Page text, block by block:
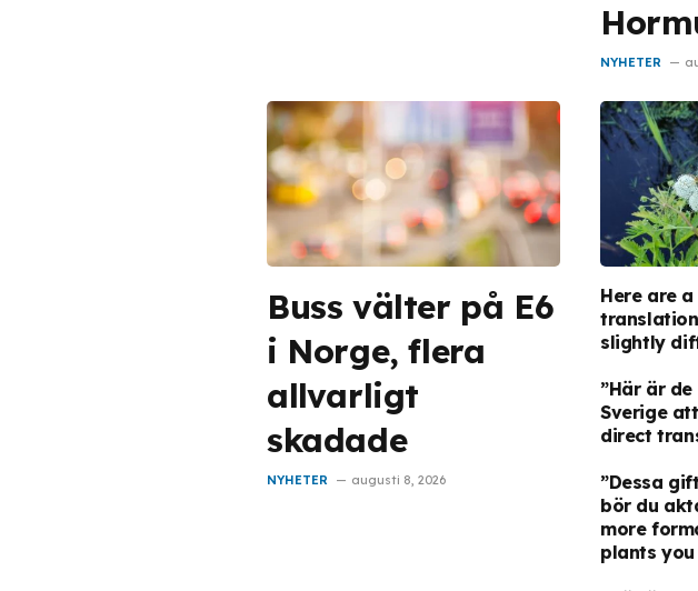
NYHETER
Buss välter på E6
i Norge, flera
allvarligt
skadade
NYHETER augusti 8, 2026
Here are
slightly
”Här är
Sverige
direct
”Dessa
bör du
more
plants